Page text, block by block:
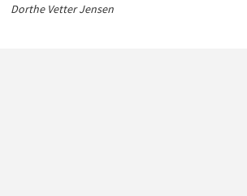
Dorthe Vetter Jensen